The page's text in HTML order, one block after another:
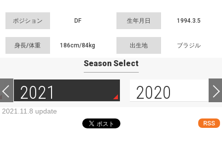
ポジション DF 生年月日 1994.3.5
身長/体重 186cm/84kg 出生地 ブラジル
Season Select
2021 2020
2021.11.8 update
RSS